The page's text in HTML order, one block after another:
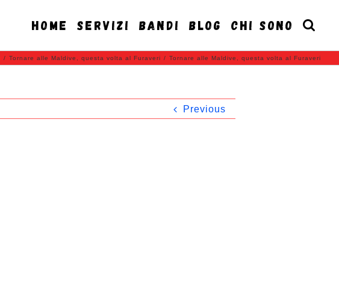
Home SERVIZI BANDI BLOG CHI SONO
/ Tornare alle Maldive, questa volta al Furaveri / Tornare alle Maldive, questa volta al Furaveri
Previous